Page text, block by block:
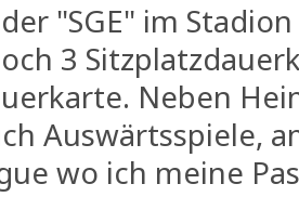
"SGE" im
3
Neben
Auswärtsspiele,
wo ich meine